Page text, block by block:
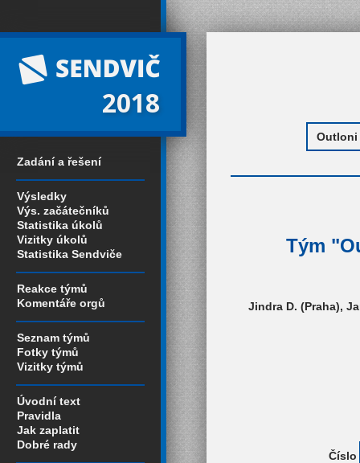
2018
Zadání a řešení
Výsledky
Výs. začátečníků
Statistika úkolů
Vizitky úkolů
Statistika Sendviče
Reakce týmů
Komentáře orgů
Seznam týmů
Fotky týmů
Vizitky týmů
Úvodní text
Pravidla
Jak zaplatit
Dobré rady
Tým
Jindra D. (Praha),
Číslo